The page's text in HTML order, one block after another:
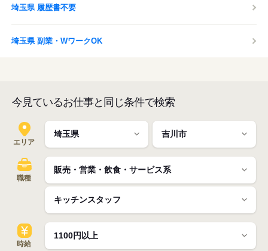
埼玉県 履歴書不要
埼玉県 副業・WワークOK
今見ているお仕事と同じ条件で検索
エリア
職種
時給